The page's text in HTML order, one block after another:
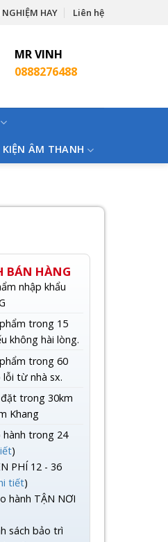
HAY Liên hệ
MR VINH
0888276488
KIỆN ÂM THANH
BÁN HÀNG
nhập khẩu
trong 15
không hài lòng.
trong 60
lỗi từ nhà sx.
trong 30km
Khang
hành trong 24
)
PHÍ 12 - 36
tiết)
hành TẬN NƠI
sách bảo trì